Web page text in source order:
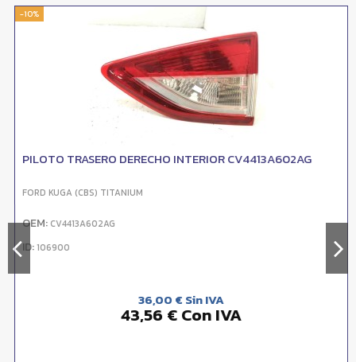
-10%
PILOTO TRASERO DERECHO INTERIOR CV4413A602AG
FORD KUGA (CBS) TITANIUM
OEM: CV4413A602AG
ID:106900
36,00 € Sin IVA
43,56 € Con IVA